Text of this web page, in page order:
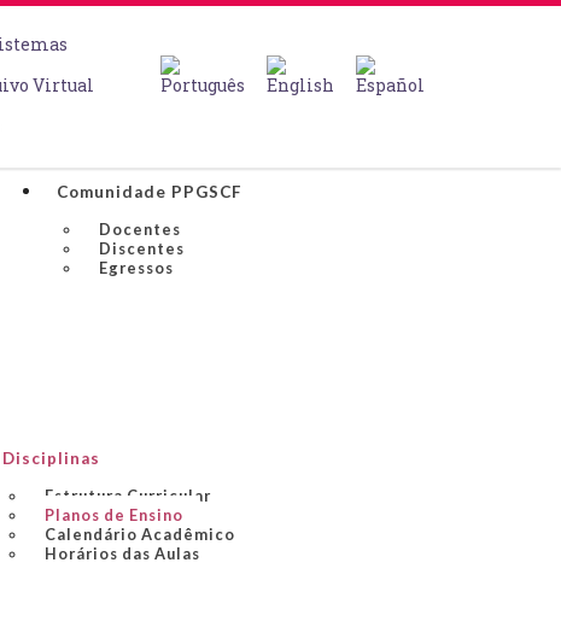
Virtual
Comunidade PPGSCF
Docentes
Discentes
Egressos
Disciplinas
Estrutura Curricular
Planos de Ensino
Calendário Acadêmico
Horários das Aulas